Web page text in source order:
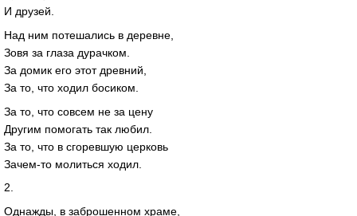
И друзей.
Над ним потешались в деревне,
Зовя за глаза дурачком.
За домик его этот древний,
За то, что ходил босиком.
За то, что совсем не за цену
Другим помогать так любил.
За то, что в сгоревшую церковь
Зачем-то молиться ходил.
2.
Однажды, в заброшенном храме,